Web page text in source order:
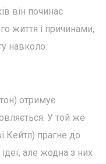
він починає
життя і причинами,
навколо.
отримує
У той же
Кейтл) прагне до
ідеї, але жодна з них